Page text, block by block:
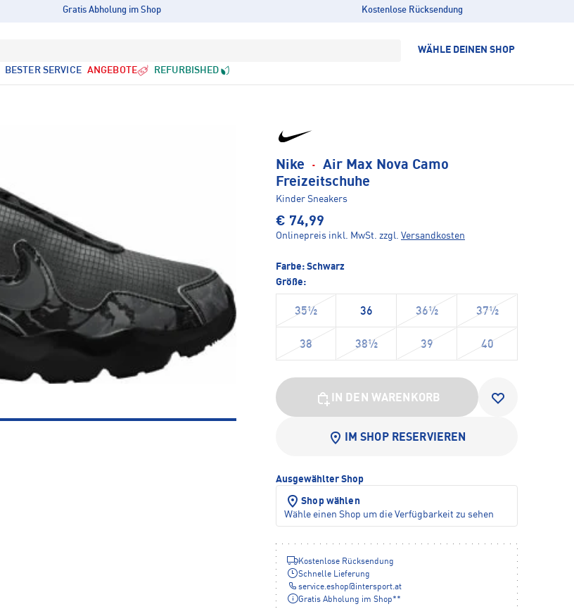
Gratis Abholung im Shop Kostenlose Rücksendung
WÄHLE DEINEN SHOP
BESTER SERVICE ANGEBOTE REFURBISHED
Nike · Air Max Nova Camo
Freizeitschuhe
Kinder Sneakers
€ 74,99
Onlinepreis inkl. MwSt. zzgl. Versandkosten
Farbe: Schwarz
Größe:
35½ 36 36½ 37½
38 38½ 39 40
IN DEN WARENKORB
IM SHOP RESERVIEREN
Ausgewählter Shop
Shop wählen
Wähle einen Shop um die Verfügbarkeit zu sehen
Kostenlose Rücksendung
Schnelle Lieferung
service.eshop@intersport.at
Gratis Abholung im Shop**